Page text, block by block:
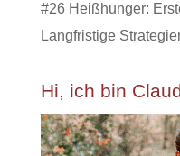
#26 Heißhunger:
Langfristige
Hi, ich bin